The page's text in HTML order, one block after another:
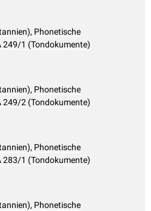
Phonetische
249/1 (Tondokumente)
Phonetische
249/2 (Tondokumente)
Phonetische
283/1 (Tondokumente)
Phonetische